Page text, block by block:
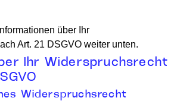
über Ihr
Art. 21 DSGVO weiter unten.
Ihr Widerspruchsrecht
Widerspruchsrecht